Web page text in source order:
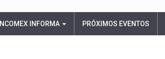
INCOMEX INFORMA PRÓXIMOS EVENTOS